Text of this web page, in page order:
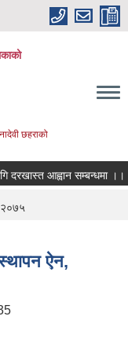
छहराको
आह्वान सम्बन्धमा ।।।
२०७५
ऐन,